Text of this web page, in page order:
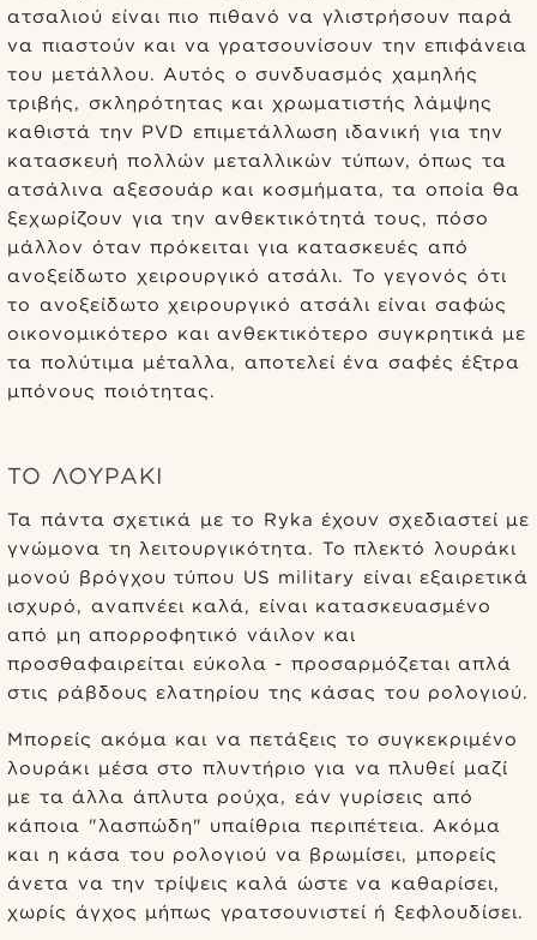
ατσαλιού είναι πιο πιθανό να γλιστρήσουν παρά
να πιαστούν και να γρατσουνίσουν την επιφάνεια
του μετάλλου. Αυτός ο συνδυασμός χαμηλής
τριβής, σκληρότητας και χρωματιστής λάμψης
καθιστά την PVD επιμετάλλωση ιδανική για την
κατασκευή πολλών μεταλλικών τύπων, όπως τα
ατσάλινα αξεσουάρ και κοσμήματα, τα οποία θα
ξεχωρίζουν για την ανθεκτικότητά τους, πόσο
μάλλον όταν πρόκειται για κατασκευές από
ανοξείδωτο χειρουργικό ατσάλι. Το γεγονός ότι
το ανοξείδωτο χειρουργικό ατσάλι είναι σαφώς
οικονομικότερο και ανθεκτικότερο συγκρητικά με
τα πολύτιμα μέταλλα, αποτελεί ένα σαφές έξτρα
μπόνους ποιότητας.
ΤΟ ΛΟΥΡΆΚΙ
Τα πάντα σχετικά με το Ryka έχουν σχεδιαστεί με
γνώμονα τη λειτουργικότητα. Το πλεκτό λουράκι
μονού βρόγχου τύπου US military είναι εξαιρετικά
ισχυρό, αναπνέει καλά, είναι κατασκευασμένο
από μη απορροφητικό νάιλον και
προσθαφαιρείται εύκολα - προσαρμόζεται απλά
στις ράβδους ελατηρίου της κάσας του ρολογιού.
Μπορείς ακόμα και να πετάξεις το συγκεκριμένο
λουράκι μέσα στο πλυντήριο για να πλυθεί μαζί
με τα άλλα άπλυτα ρούχα, εάν γυρίσεις από
κάποια "λασπώδη" υπαίθρια περιπέτεια. Ακόμα
και η κάσα του ρολογιού να βρωμίσει, μπορείς
άνετα να την τρίψεις καλά ώστε να καθαρίσει,
χωρίς άγχος μήπως γρατσουνιστεί ή ξεφλουδίσει.